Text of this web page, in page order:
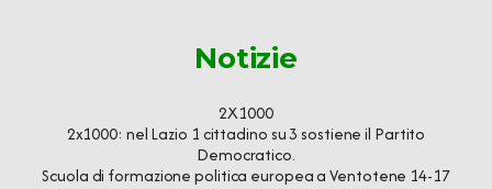
Notizie
2X1000
2x1000: nel Lazio 1 cittadino su 3 sostiene il Partito
Democratico.
Scuola di formazione politica europea a Ventotene 14-17